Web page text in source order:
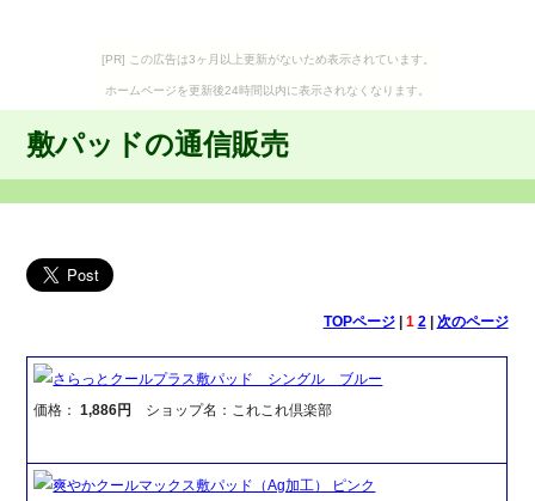
[PR] この広告は3ヶ月以上更新がないため表示されています。
ホームページを更新後24時間以内に表示されなくなります。
敷パッドの通信販売
TOPページ| 1 2| 次のページ
さらっとクールプラス敷パッド シングル ブルー
価格：1,886円 ショップ名：これこれ倶楽部
爽やかクールマックス敷パッド（Ag加工） ピンク